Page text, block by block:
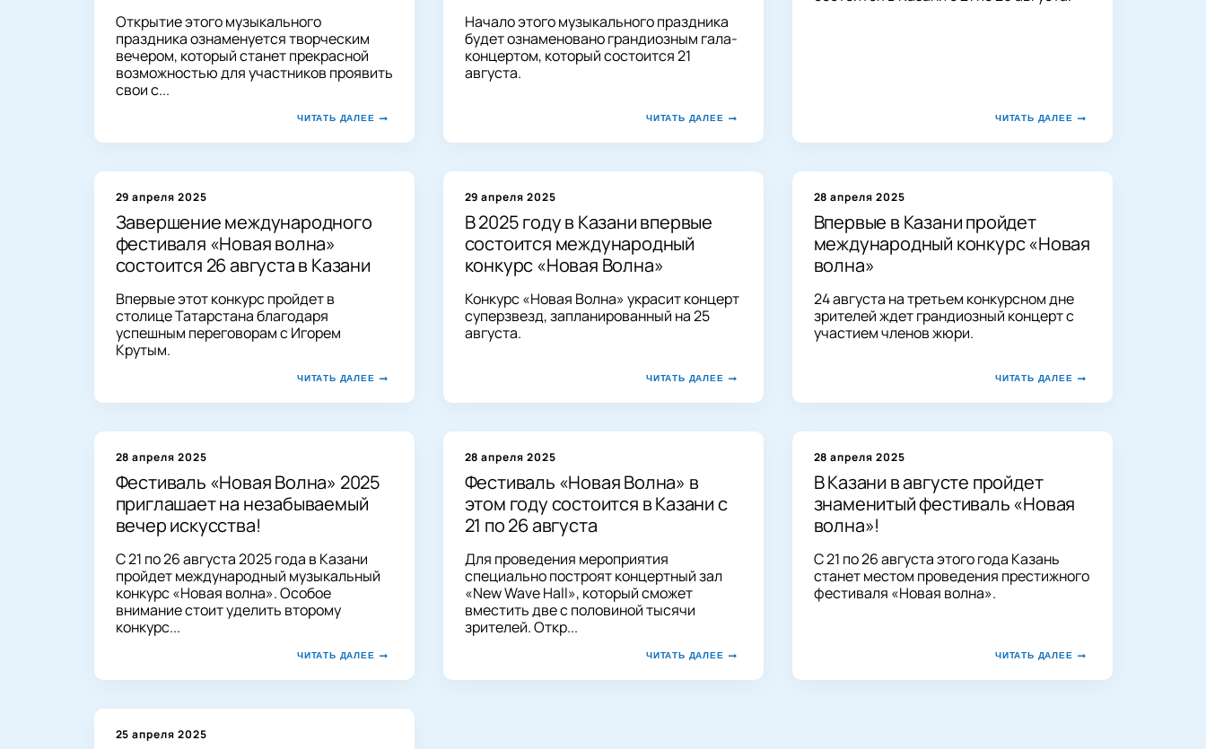
Открытие этого музыкального
праздника ознаменуется творческим
вечером, который станет прекрасной
возможностью для участников проявить
свои с...
ЧИТАТЬ ДАЛЕЕ
Начало этого музыкального праздника
будет ознаменовано грандиозным гала-
концертом, который состоится 21
августа.
ЧИТАТЬ ДАЛЕЕ ЧИТАТЬ ДАЛЕЕ
29 апреля 2025
Завершение международного
фестиваля «Новая волна»
состоится 26 августа в Казани
Впервые этот конкурс пройдет в
столице Татарстана благодаря
успешным переговорам с Игорем
Крутым.
ЧИТАТЬ ДАЛЕЕ
29 апреля 2025
В 2025 году в Казани впервые
состоится международный
конкурс «Новая Волна»
Конкурс «Новая Волна» украсит концерт
суперзвезд, запланированный на 25
августа.
ЧИТАТЬ ДАЛЕЕ
28 апреля 2025
Впервые в Казани пройдет
международный конкурс «Новая
волна»
24 августа на третьем конкурсном дне
зрителей ждет грандиозный концерт с
участием членов жюри.
ЧИТАТЬ ДАЛЕЕ
28 апреля 2025
Фестиваль «Новая Волна» 2025
приглашает на незабываемый
вечер искусства!
С 21 по 26 августа 2025 года в Казани
пройдет международный музыкальный
конкурс «Новая волна». Особое
внимание стоит уделить второму
конкурс...
ЧИТАТЬ ДАЛЕЕ
28 апреля 2025
Фестиваль «Новая Волна» в
этом году состоится в Казани с
21 по 26 августа
Для проведения мероприятия
специально построят концертный зал
«New Wave Hall», который сможет
вместить две с половиной тысячи
зрителей. Откр...
ЧИТАТЬ ДАЛЕЕ
28 апреля 2025
В Казани в августе пройдет
знаменитый фестиваль «Новая
волна»!
С 21 по 26 августа этого года Казань
станет местом проведения престижного
фестиваля «Новая волна».
ЧИТАТЬ ДАЛЕЕ
25 апреля 2025